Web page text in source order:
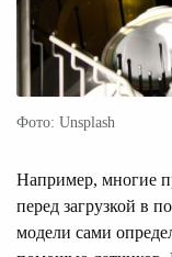
Фото: Unsplash
Например, многие
перед загрузкой в
модели сами